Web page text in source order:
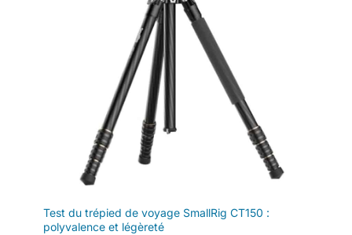
Test du trépied de voyage SmallRig CT150 :
polyvalence et légèreté